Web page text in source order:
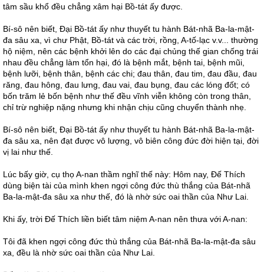
tâm sầu khổ đều chẳng xâm hại Bồ-tát ấy được.
Bí-sô nên biết, Đại Bồ-tát ấy như thuyết tu hành Bát-nhã Ba-la-mật-
đa sâu xa, vì chư Phật, Bồ-tát và các trời, rồng, A-tố-lạc v.v... thường
hộ niệm, nên các bệnh khởi lên do các đại chủng thế gian chống trái
nhau đều chẳng làm tổn hại, đó là bệnh mắt, bệnh tai, bệnh mũi,
bệnh lưỡi, bệnh thân, bệnh các chi; đau thân, đau tim, đau đầu, đau
răng, đau hông, đau lưng, đau vai, đau bụng, đau các lóng đốt; có
bốn trăm lẻ bốn bệnh như thế đều vĩnh viễn không còn trong thân,
chỉ trừ nghiệp nặng nhưng khi nhận chịu cũng chuyển thành nhẹ.
Bí-sô nên biết, Đại Bồ-tát ấy như thuyết tu hành Bát-nhã Ba-la-mật-
đa sâu xa, nên đạt được vô lượng, vô biên công đức đời hiện tại, đời
vị lai như thế.
Lúc bấy giờ, cụ thọ A-nan thầm nghĩ thế này: Hôm nay, Đế Thích
dùng biện tài của mình khen ngợi công đức thù thắng của Bát-nhã
Ba-la-mật-đa sâu xa như thế, đó là nhờ sức oai thần của Như Lai.
Khi ấy, trời Đế Thích liền biết tâm niệm A-nan nên thưa với A-nan:
Tôi đã khen ngợi công đức thù thắng của Bát-nhã Ba-la-mật-đa sâu
xa, đều là nhờ sức oai thần của Như Lai.